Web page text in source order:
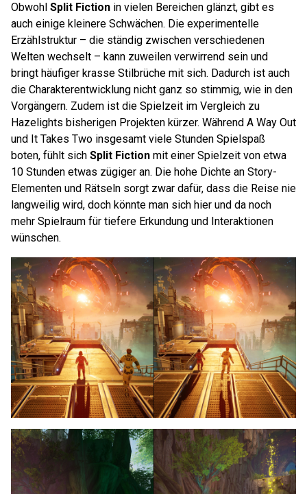
Obwohl Split Fiction in vielen Bereichen glänzt, gibt es
auch einige kleinere Schwächen. Die experimentelle
Erzählstruktur – die ständig zwischen verschiedenen
Welten wechselt – kann zuweilen verwirrend sein und
bringt häufiger krasse Stilbrüche mit sich. Dadurch ist auch
die Charakterentwicklung nicht ganz so stimmig, wie in den
Vorgängern. Zudem ist die Spielzeit im Vergleich zu
Hazelights bisherigen Projekten kürzer. Während A Way Out
und It Takes Two insgesamt viele Stunden Spielspaß
boten, fühlt sich Split Fiction mit einer Spielzeit von etwa
10 Stunden etwas zügiger an. Die hohe Dichte an Story-
Elementen und Rätseln sorgt zwar dafür, dass die Reise nie
langweilig wird, doch könnte man sich hier und da noch
mehr Spielraum für tiefere Erkundung und Interaktionen
wünschen.